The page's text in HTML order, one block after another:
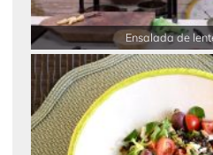
Ensalada de